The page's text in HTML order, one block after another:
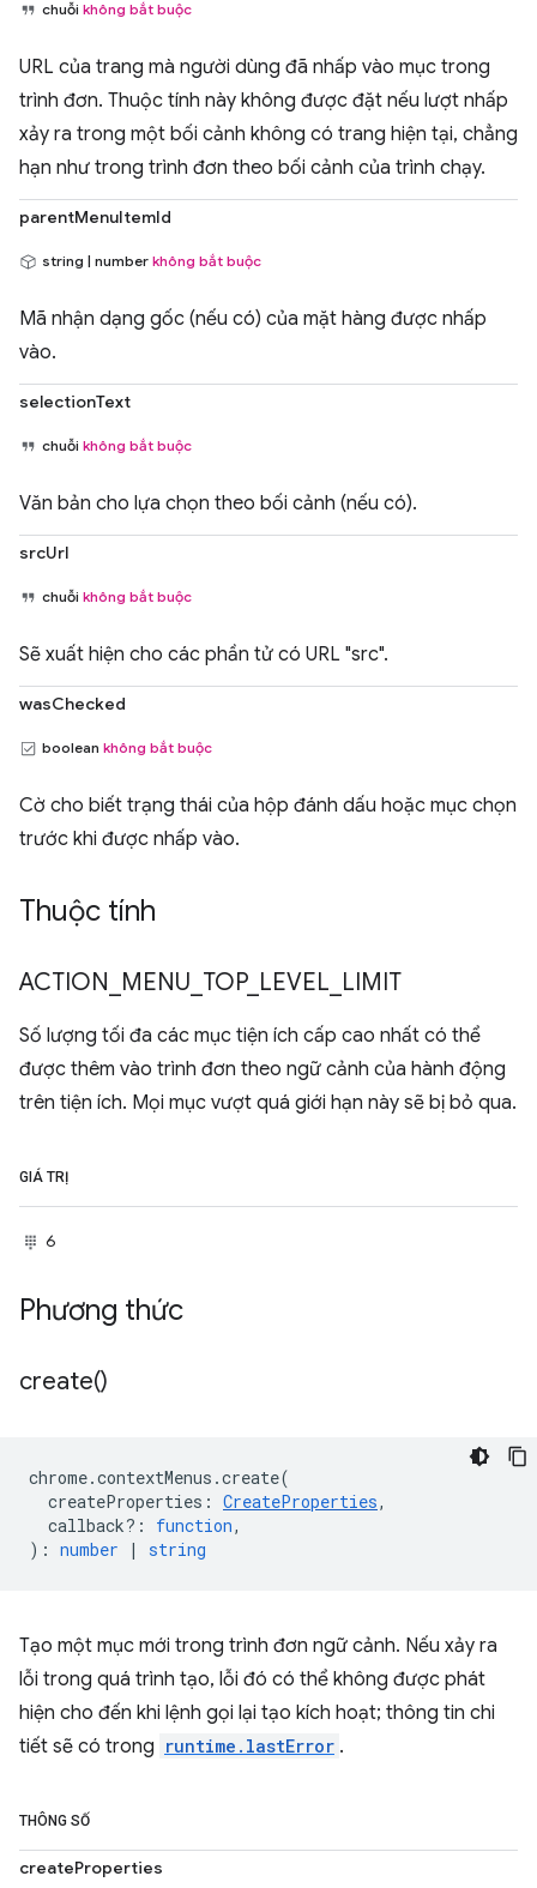
chuỗi không bắt buộc
URL của trang mà người dùng đã nhấp vào mục trong
trình đơn. Thuộc tính này không được đặt nếu lượt nhấp
xảy ra trong một bối cảnh không có trang hiện tại, chẳng
hạn như trong trình đơn theo bối cảnh của trình chạy.
parentMenuItemId
string | number không bắt buộc
Mã nhận dạng gốc (nếu có) của mặt hàng được nhấp
vào.
selectionText
chuỗi không bắt buộc
Văn bản cho lựa chọn theo bối cảnh (nếu có).
srcUrl
chuỗi không bắt buộc
Sẽ xuất hiện cho các phần tử có URL "src".
wasChecked
boolean không bắt buộc
Cờ cho biết trạng thái của hộp đánh dấu hoặc mục chọn
trước khi được nhấp vào.
Thuộc tính
ACTION MENU TOP_ LEVEL LIMIT
Số lượng tối đa các mục tiện ích cấp cao nhất có thể
được thêm vào trình đơn theo ngữ cảnh của hành động
trên tiện ích. Mọi mục vượt quá giới hạn này sẽ bị bỏ qua.
GIÁ TRỊ
6
Phương thức
create()
chrome.contextMenus .create(
createProperties : CreateProperties,
callback? : function,
) : number | string
Tạo một mục mới trong trình đơn ngữ cảnh. Nếu xảy ra
lỗi trong quá trình tạo, lỗi đó có thể không được phát
hiện cho đến khi lệnh gọi lại tạo kích hoạt; thông tin chi
tiết sẽ có trong runtime.lastError .
THÔNG SỐ
createProperties